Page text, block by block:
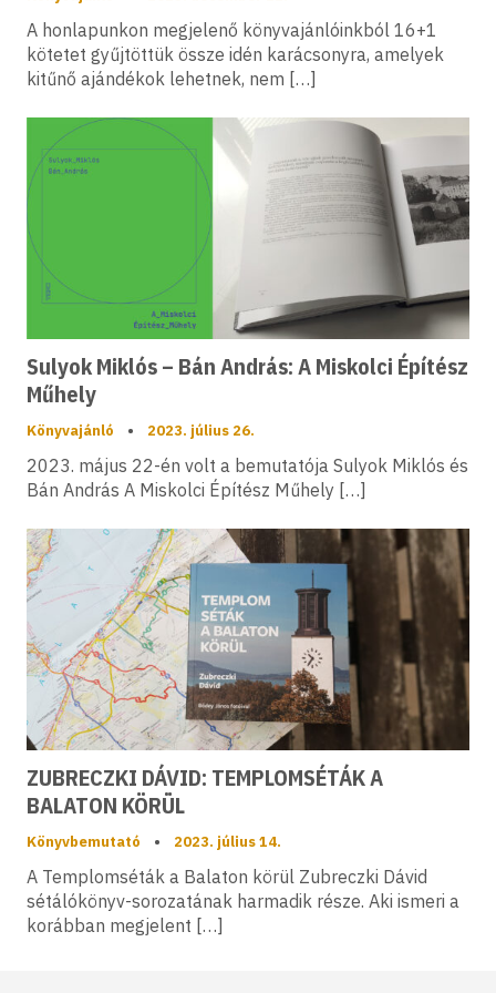
A honlapunkon megjelenő könyvajánlóinkból 16+1
kötetet gyűjtöttük össze idén karácsonyra, amelyek
kitűnő ajándékok lehetnek, nem […]
Sulyok Miklós – Bán András: A Miskolci Építész
Műhely
Könyvajánló • 2023. július 26.
2023. május 22-én volt a bemutatója Sulyok Miklós és
Bán András A Miskolci Építész Műhely […]
ZUBRECZKI DÁVID: TEMPLOMSÉTÁK A
BALATON KÖRÜL
Könyvbemutató • 2023. július 14.
A Templomséták a Balaton körül Zubreczki Dávid
sétálókönyv-sorozatának harmadik része. Aki ismeri a
korábban megjelent […]